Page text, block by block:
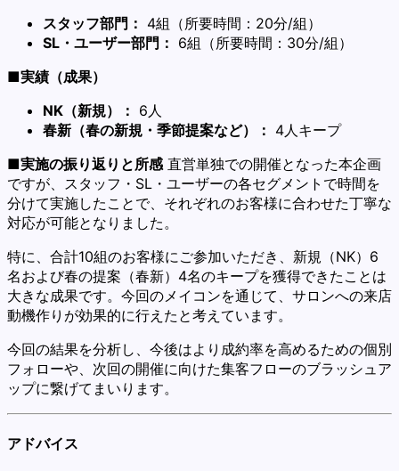
スタッフ部門： 4組（所要時間：20分/組）
SL・ユーザー部門： 6組（所要時間：30分/組）
■実績（成果）
NK（新規）： 6人
春新（春の新規・季節提案など）： 4人キープ
■実施の振り返りと所感直営単独での開催となった本企画
ですが、スタッフ・SL・ユーザーの各セグメントで時間を
分けて実施したことで、それぞれのお客様に合わせた丁寧な
対応が可能となりました。
特に、合計10組のお客様にご参加いただき、新規（NK）6
名および春の提案（春新）4名のキープを獲得できたことは
大きな成果です。今回のメイコンを通じて、サロンへの来店
動機作りが効果的に行えたと考えています。
今回の結果を分析し、今後はより成約率を高めるための個別
フォローや、次回の開催に向けた集客フローのブラッシュア
ップに繋げてまいります。
アドバイス